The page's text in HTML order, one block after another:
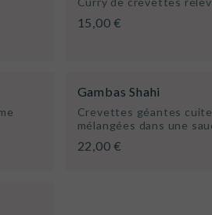
15,00 €
Gambas Shahi
Crevettes géantes
mélangées dans une
22,00 €